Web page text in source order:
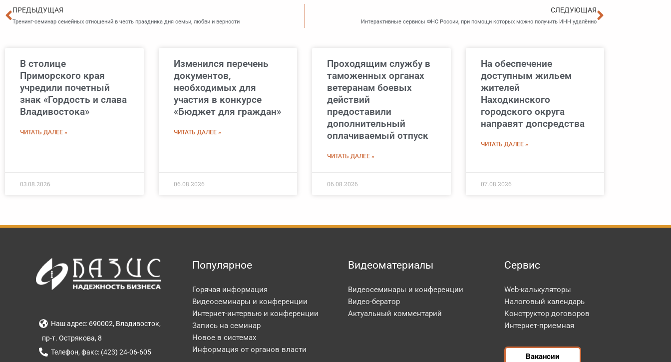
Пред
ПРЕДЫДУЩАЯ
Тренинг-семинар семейных отношений в честь праздника дня семьи, любви и верности
СЛЕДУЮЩАЯ
Интерактивные сервисы ФНС России, при помощи которых можно получить ИНН удалённо
В столице
Приморского края
учредили почетный
знак «Гордость и слава
Владивостока»
ЧИТАТЬ ДАЛЕЕ »
03.08.2026
Изменился перечень
документов,
необходимых для
участия в конкурсе
«Бюджет для граждан»
ЧИТАТЬ ДАЛЕЕ »
06.08.2026
Проходящим службу в
таможенных органах
ветеранам боевых
действий
предоставили
дополнительный
оплачиваемый отпуск
ЧИТАТЬ ДАЛЕЕ »
06.08.2026
На обеспечение
доступным жильем
жителей
Находкинского
городского округа
направят допсредства
ЧИТАТЬ ДАЛЕЕ »
07.08.2026
Наш адрес: 690002, Владивосток,
пр-т. Острякова, 8
Телефон, факс: (423) 24-06-605
Популярное
Горячая информация
Видеосеминары и конференции
Интернет-интервью и конференции
Запись на семинар
Новое в системах
Информация от органов власти
Видеоматериалы
Видеосеминары и конференции
Видео-бератор
Актуальный комментарий
Сервис
Web-калькуляторы
Налоговый календарь
Конструктор договоров
Интернет-приемная
Вакансии